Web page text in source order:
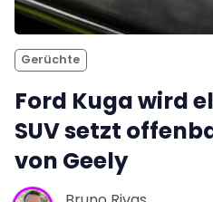
Gerüchte
Ford Kuga wird
SUV setzt
von Geely